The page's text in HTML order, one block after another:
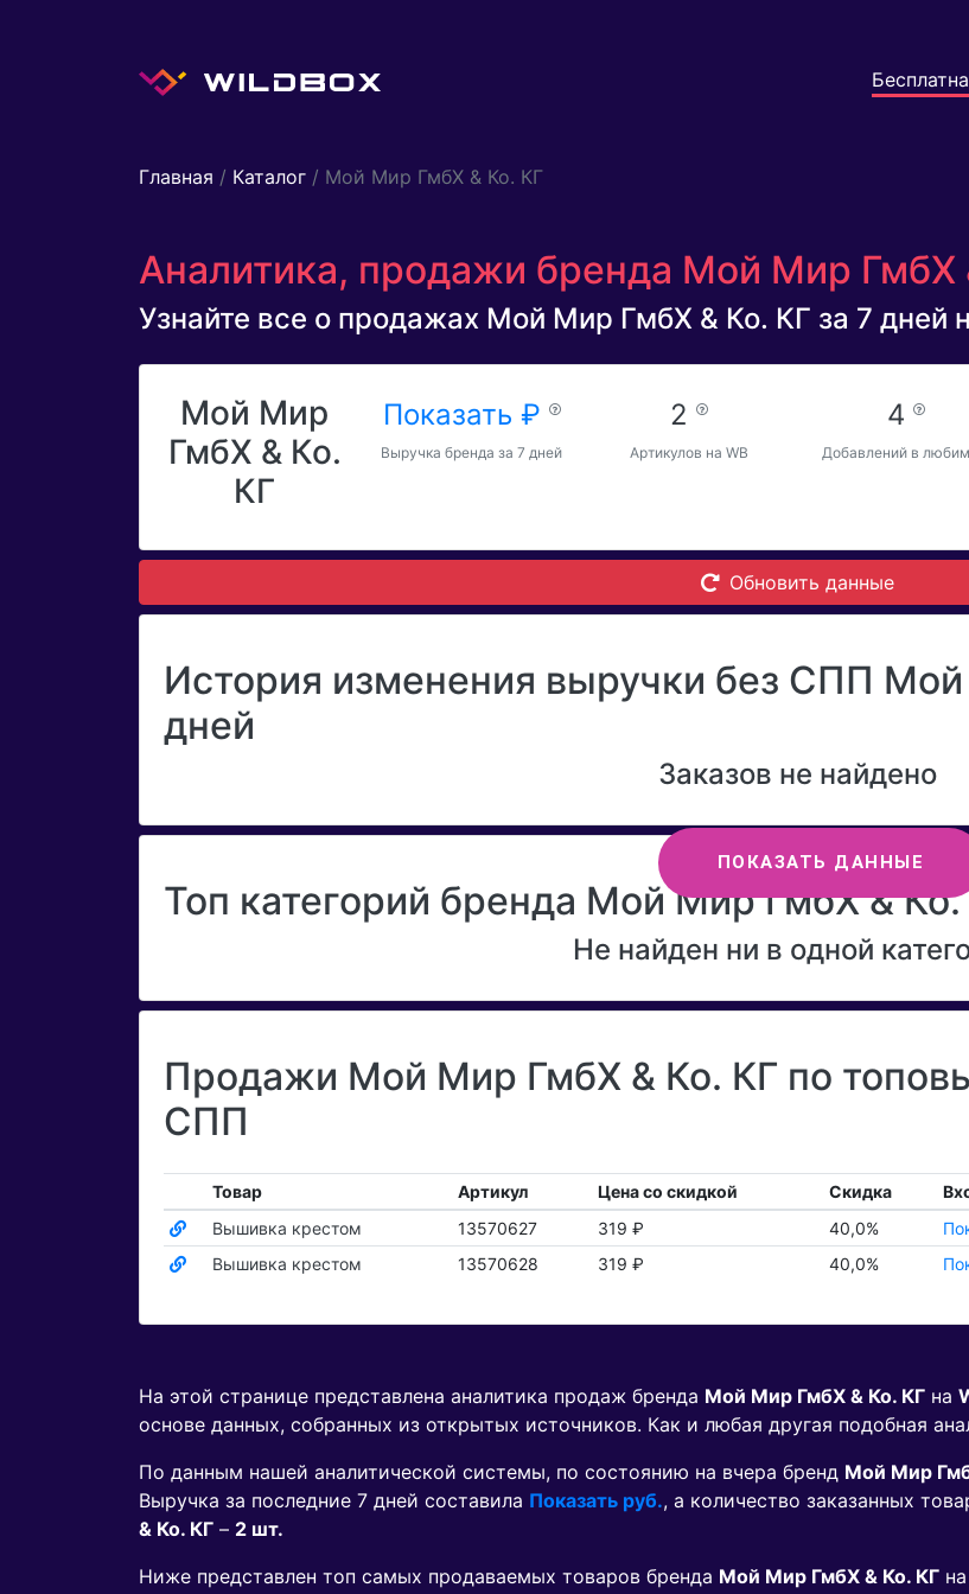
Главная / Каталог / Мой Мир ГмбХ & Ко. КГ
Аналитика, продажи бренда Мой Мир ГмбХ
Узнайте все о продажах Мой Мир ГмбХ & Ко. КГ за 7 дней
Мой Мир
ГмбХ & Ко.
КГ
Показать ₽
Выручка бренда за 7 дней
2
Артикулов на WB
4
Добавлений в
Обновить данные
История изменения выручки без СПП
дней
ПОКАЗАТЬ ДАННЫЕ
Заказов не найдено
Топ категорий бренда Мой Мир ГмбХ & Ко.
Не найден ни в одной
Продажи Мой Мир ГмбХ & Ко. КГ по
СПП
Товар Артикул Цена со скидкой Скидка
Вышивка крестом
13570627 319 ₽ 40,0%
Вышивка крестом
13570628 319 ₽ 40,0%
На этой странице представлена аналитика продаж бренда Мой Мир ГмбХ & Ко. КГ на
основе данных, собранных из открытых источников. Как и любая другая подобная
По данным нашей аналитической системы, по состоянию на вчера бренд Мой Мир
Выручка за последние 7 дней составила Показать руб., а количество заказанных
& Ко. КГ – 2 шт.
Ниже представлен топ самых продаваемых товаров бренда Мой Мир ГмбХ & Ко. КГ на